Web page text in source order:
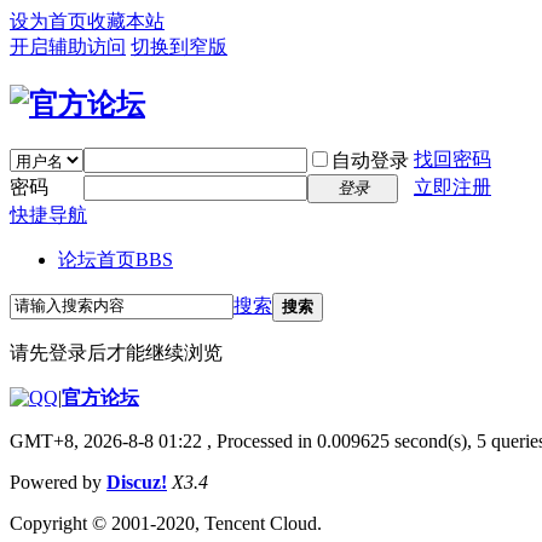
设为首页收藏本站
开启辅助访问 切换到窄版
自动登录 找回密码
密码
登录
立即注册
快捷导航
论坛首页BBS
搜索 搜索
请先登录后才能继续浏览
|官方论坛
GMT+8, 2026-8-8 01:22 , Processed in 0.009625 second(s), 5
Powered by Discuz! X3.4
Copyright © 2001-2020, Tencent Cloud.